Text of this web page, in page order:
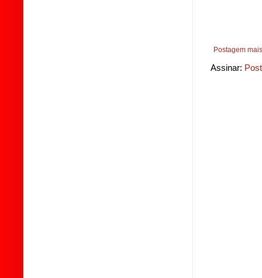
Postagem
Assinar: